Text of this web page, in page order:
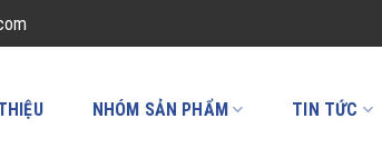
NHÓM SẢN PHẨM TIN TỨC